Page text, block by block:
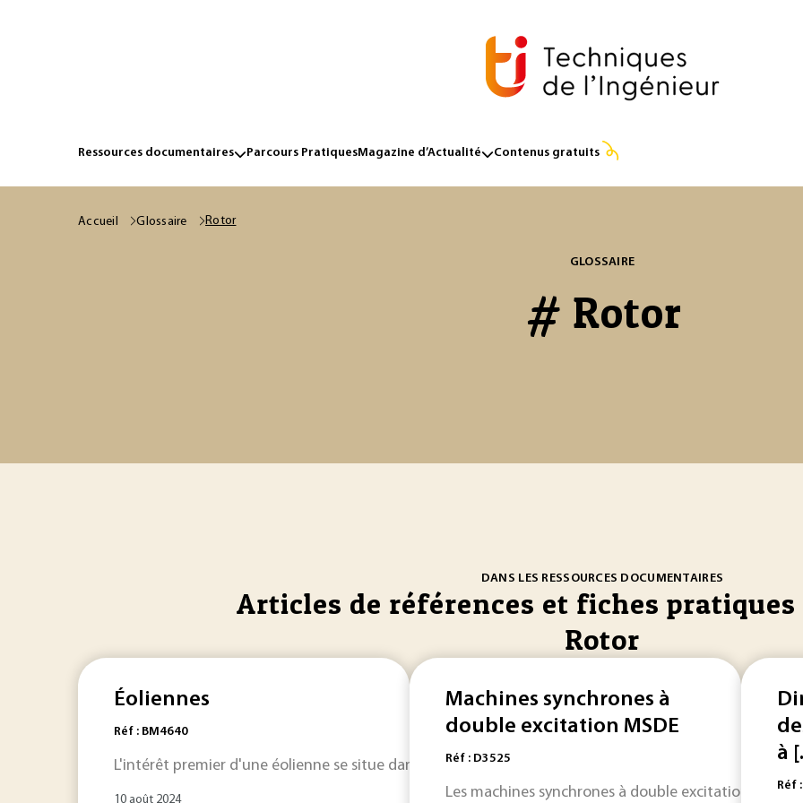
Ressources documentaires Parcours PratiquesMagazine d’Actualité Contenus gratuits
Accueil Glossaire Rotor
GLOSSAIRE
# Rotor
DANS LES RESSOURCES DOCUMENTAIRES
Articles de références et fiches pratiques
Rotor
Éoliennes
Réf : BM4640
L'intérêt premier d'une éolienne se situe dans la récupération de l'énergie cinétique présente dans
10 août 2024
Machines synchrones à
double excitation MSDE
Réf : D3525
Les machines synchrones à double excitation
à
Réf